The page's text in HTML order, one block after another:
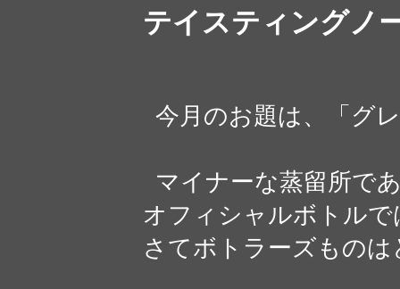
テイスティングノ
今月のお題は、「グ
マイナーな蒸留所で
オフィシャルボトル
さてボトラーズもの